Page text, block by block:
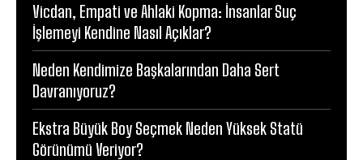
Vicdan, Empati ve Ahlaki Kopma: İnsanlar Suç
İşlemeyi Kendine Nasıl Açıklar?
Neden Kendimize Başkalarından Daha Sert
Davranıyoruz?
Ekstra Büyük Boy Seçmek Neden Yüksek Statü
Görünümü Veriyor?